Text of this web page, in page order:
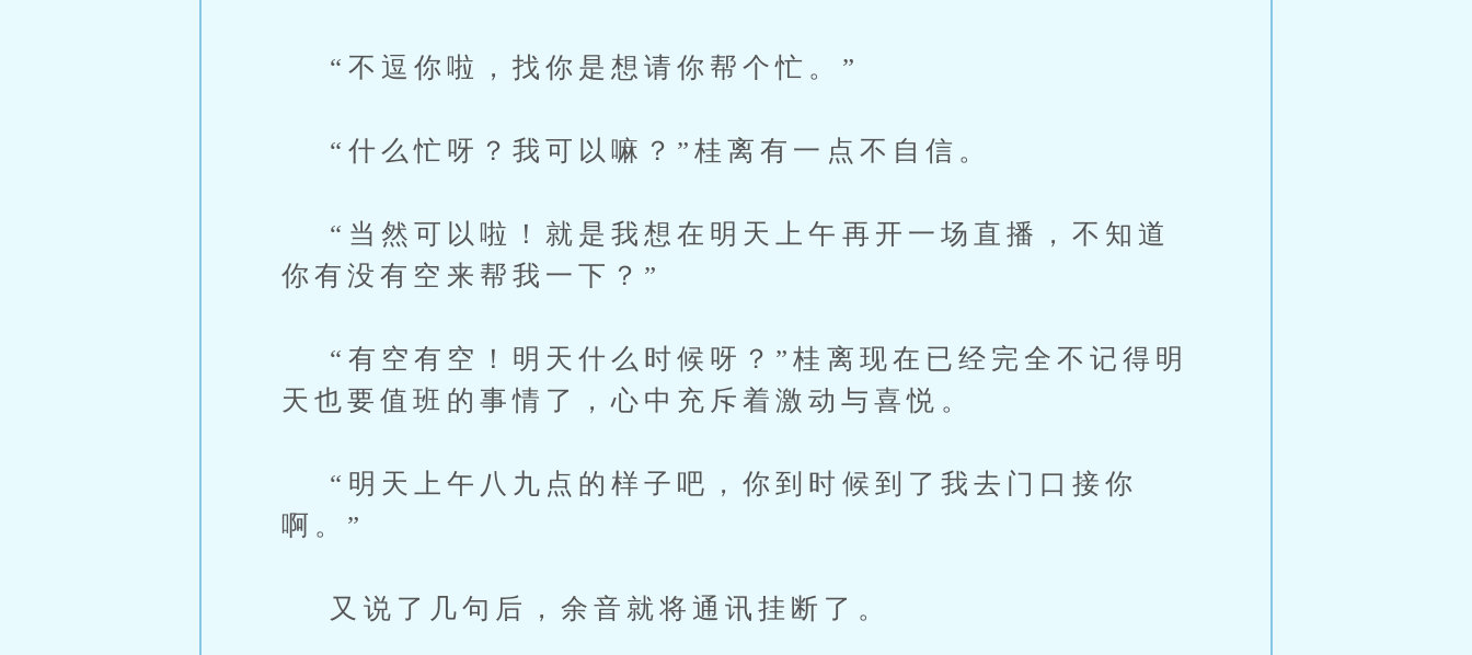
“不逗你啦，找你是想请你帮个忙。”
“什么忙呀？我可以嘛？”桂离有一点不自信。
“当然可以啦！就是我想在明天上午再开一场直播，不知道
你有没有空来帮我一下？”
“有空有空！明天什么时候呀？”桂离现在已经完全不记得明
天也要值班的事情了，心中充斥着激动与喜悦。
“明天上午八九点的样子吧，你到时候到了我去门口接你
啊。”
又说了几句后，余音就将通讯挂断了。